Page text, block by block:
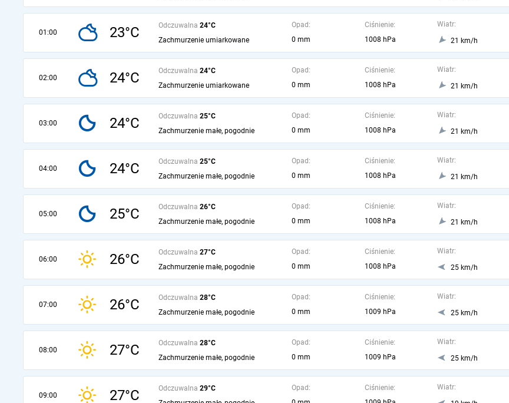
01:00 23°C Odczuwalna 24°C
Zachmurzenie umiarkowane
Opad:
0 mm
Ciśnienie:
1008 hPa
Wiatr:
21 km/h
02:00 24°C Odczuwalna 24°C
Zachmurzenie umiarkowane
Opad:
0 mm
Ciśnienie:
1008 hPa
Wiatr:
21 km/h
03:00 24°C Odczuwalna 25°C
Zachmurzenie małe, pogodnie
Opad:
0 mm
Ciśnienie:
1008 hPa
Wiatr:
21 km/h
04:00 24°C Odczuwalna 25°C
Zachmurzenie małe, pogodnie
Opad:
0 mm
Ciśnienie:
1008 hPa
Wiatr:
21 km/h
05:00 25°C Odczuwalna 26°C
Zachmurzenie małe, pogodnie
Opad:
0 mm
Ciśnienie:
1008 hPa
Wiatr:
21 km/h
06:00 26°C Odczuwalna 27°C
Zachmurzenie małe, pogodnie
Opad:
0 mm
Ciśnienie:
1008 hPa
Wiatr:
25 km/h
07:00 26°C Odczuwalna 28°C
Zachmurzenie małe, pogodnie
Opad:
0 mm
Ciśnienie:
1009 hPa
Wiatr:
25 km/h
08:00 27°C Odczuwalna 28°C
Zachmurzenie małe, pogodnie
Opad:
0 mm
Ciśnienie:
1009 hPa
Wiatr:
25 km/h
09:00 27°C Odczuwalna 29°C
Opad:
Ciśnienie:
Wiatr: